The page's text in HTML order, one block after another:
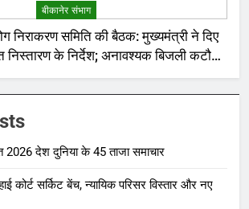
बीकानेर संभाग
निराकरण समिति की बैठक: मुख्यमंत्री ने दिए
निस्तारण के निर्देश; अनावश्यक बिजली कटौती
पर सख्त रुख
2026 देश दुनिया के 45 ताजा समाचार
कोर्ट सर्किट बेंच, न्यायिक परिसर विस्तार और नए